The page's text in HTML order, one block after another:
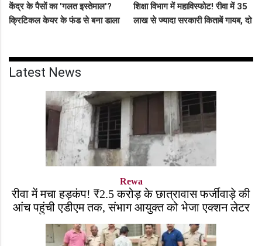
केंद्र के पैसों का 'गलत इस्तेमाल'?
क्रिटिकल केयर के फंड से बना डाला
शिक्षा विभाग में महाविस्फोट! रीवा में 35
लाख से ज्यादा सरकारी किताबें गायब, दो
Latest News
Rewa
रीवा में मचा हड़कंप! ₹2.5 करोड़ के छात्रावास फर्जीवाड़े की
आंच पहुंची एडीएम तक, संभाग आयुक्त को भेजा एक्शन लेटर